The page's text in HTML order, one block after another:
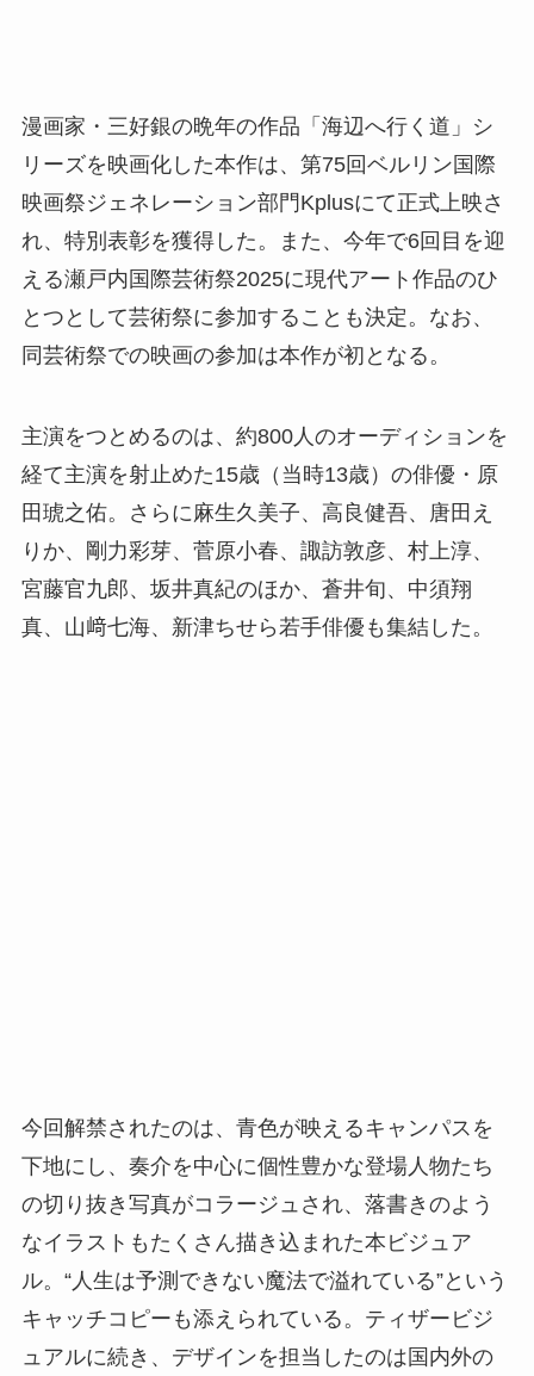
漫画家・三好銀の晩年の作品「海辺へ行く道」シ
リーズを映画化した本作は、第75回ベルリン国際
映画祭ジェネレーション部門Kplusにて正式上映さ
れ、特別表彰を獲得した。また、今年で6回目を迎
える瀬戸内国際芸術祭2025に現代アート作品のひ
とつとして芸術祭に参加することも決定。なお、
同芸術祭での映画の参加は本作が初となる。
主演をつとめるのは、約800人のオーディションを
経て主演を射止めた15歳（当時13歳）の俳優・原
田琥之佑。さらに麻生久美子、高良健吾、唐田え
りか、剛力彩芽、菅原小春、諏訪敦彦、村上淳、
宮藤官九郎、坂井真紀のほか、蒼井旬、中須翔
真、山﨑七海、新津ちせら若手俳優も集結した。
今回解禁されたのは、青色が映えるキャンパスを
下地にし、奏介を中心に個性豊かな登場人物たち
の切り抜き写真がコラージュされ、落書きのよう
なイラストもたくさん描き込まれた本ビジュア
ル。“人生は予測できない魔法で溢れている”という
キャッチコピーも添えられている。ティザービジ
ュアルに続き、デザインを担当したのは国内外の